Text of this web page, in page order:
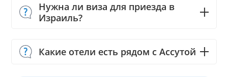
Нужна ли виза для приезда в
Израиль?
Какие отели есть рядом с Ассутой